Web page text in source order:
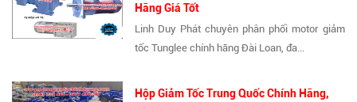
Hãng Giá Tốt
Linh Duy Phát chuyên phân phối motor giảm
tốc Tunglee chính hãng Đài Loan, đa...
Hộp Giảm Tốc Trung Quốc Chính Hãng,